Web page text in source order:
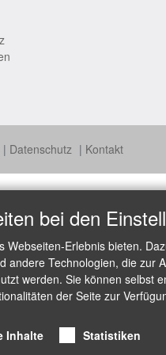
Datenschutz Kontakt
bei den
Webseiten-Erlebnis bieten.
andere Technologien, die zur
werden. Sie können selbst
der Seite zur
Inhalte Statistiken